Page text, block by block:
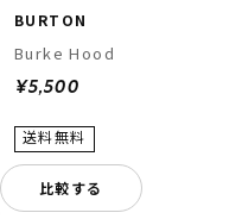
BURTON
Burke Hood
¥5,500
比較する